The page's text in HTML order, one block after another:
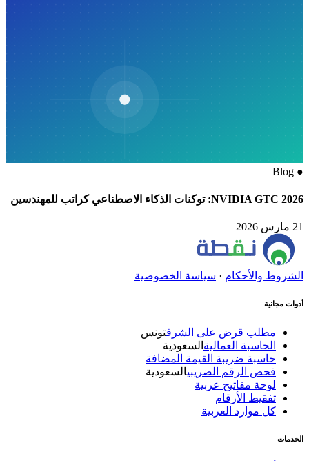
●
Blog
NVIDIA GTC 2026: توكنات الذكاء الاصطناعي كراتب للمهندسين
21 مارس 2026
الشروط والأحكام· سياسة الخصوصية
أدوات مجانية
مطلب قرض على الشرف تونس
الحاسبة العماليةالسعودية
حاسبة ضريبة القيمة المضافة
فحص الرقم الضريبيالسعودية
لوحة مفاتيح عربية
تفقيط الأرقام
كل موارد العربية
الخدمات